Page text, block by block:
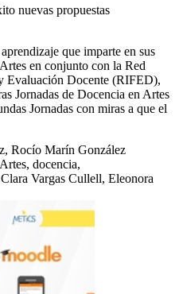
nuevas propuestas
que imparte en sus
en conjunto con la Red
Evaluación Docente (RIFED),
Jornadas de Docencia en Artes
Jornadas con miras a que el
Rocío Marín González
docencia,
Vargas Cullell, Eleonora